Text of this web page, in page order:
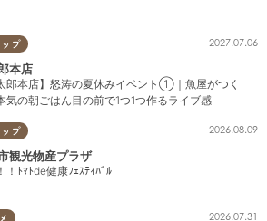
プ 2027.07.06
本店
郎本店】怒涛の夏休みイベント①｜魚屋がつく
気の朝ごはん目の前で1つ1つ作るライブ感
プ 2026.08.09
観光物産プラザ
！ﾄﾏﾄde健康ﾌｪｽﾃｨﾊﾞﾙ
2026.07.31